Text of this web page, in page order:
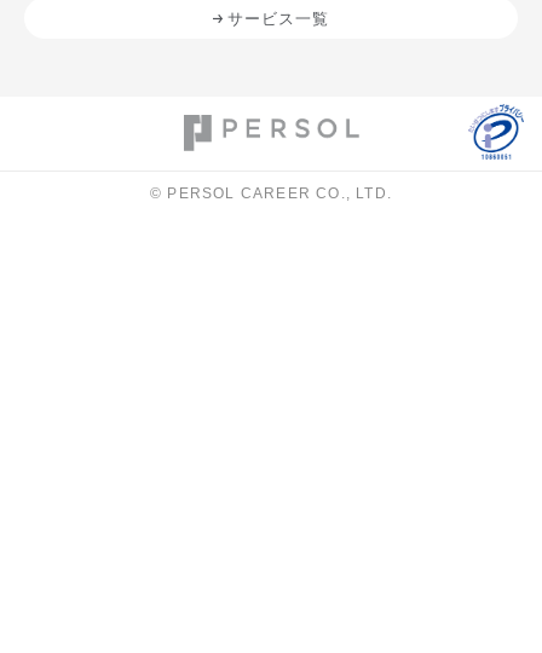
サービス一覧
© PERSOL CAREER CO., LTD.